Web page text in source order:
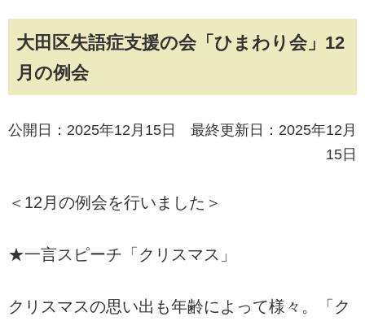
大田区失語症支援の会「ひまわり会」12
月の例会
公開日：2025年12月15日 最終更新日：2025年12月
15日
＜12月の例会を行いました＞
★一言スピーチ「クリスマス」
クリスマスの思い出も年齢によって様々。「ク